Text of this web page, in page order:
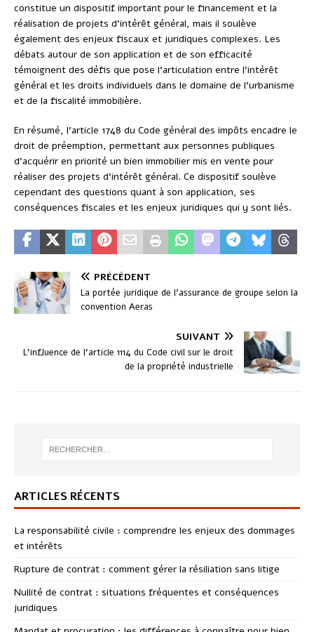
constitue un dispositif important pour le financement et la
réalisation de projets d’intérêt général, mais il soulève
également des enjeux fiscaux et juridiques complexes. Les
débats autour de son application et de son efficacité
témoignent des défis que pose l’articulation entre l’intérêt
général et les droits individuels dans le domaine de l’urbanisme
et de la fiscalité immobilière.
En résumé, l’article 1748 du Code général des impôts encadre le
droit de préemption, permettant aux personnes publiques
d’acquérir en priorité un bien immobilier mis en vente pour
réaliser des projets d’intérêt général. Ce dispositif soulève
cependant des questions quant à son application, ses
conséquences fiscales et les enjeux juridiques qui y sont liés.
PRÉCÉDENT
La portée juridique de l’assurance de groupe selon la
convention Aeras
SUIVANT
L’influence de l’article 1114 du Code civil sur le droit
de la propriété industrielle
ARTICLES RÉCENTS
La responsabilité civile : comprendre les enjeux des dommages
et intérêts
Rupture de contrat : comment gérer la résiliation sans litige
Nullité de contrat : situations fréquentes et conséquences
juridiques